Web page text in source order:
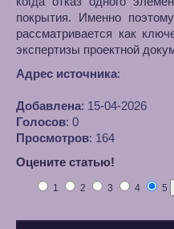
покрытия. Именно поэтому
рассматривается как
экспертизы проектной
Адрес источника:
Добавлена: 15-04-2026
Голосов: 0
Просмотров: 164
Оцените статью!
1 2 3 4 5